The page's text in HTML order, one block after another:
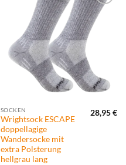
Zur
Wunschliste
hinzufügen
SOCKEN
Wrightsock ESCAPE
doppellagige
Wandersocke mit
extra Polsterung
hellgrau lang
28,95€